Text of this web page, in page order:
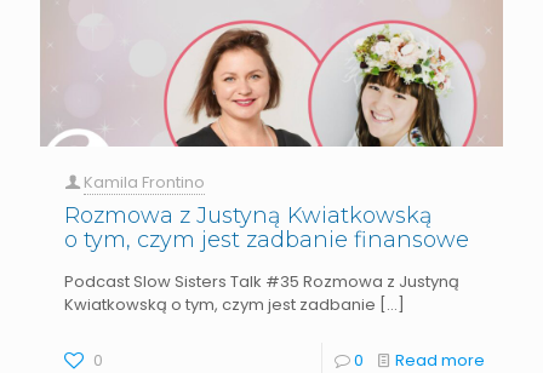
Kamila Frontino
Rozmowa z Justyną Kwiatkowską
o tym, czym jest zadbanie finansowe
Podcast Slow Sisters Talk #35 Rozmowa z Justyną
Kwiatkowską o tym, czym jest zadbanie […]
0 0 Read more